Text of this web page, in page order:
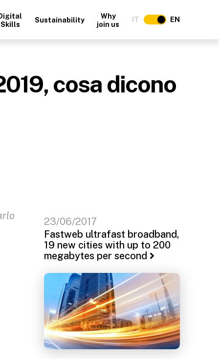
Skills
Sustainability
Why
join us
IT EN
cosa dicono
23/06/2017
Fastweb ultrafast broadband,
19 new cities with up to 200
megabytes per second